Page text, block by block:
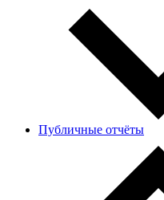
Публичные отчёты